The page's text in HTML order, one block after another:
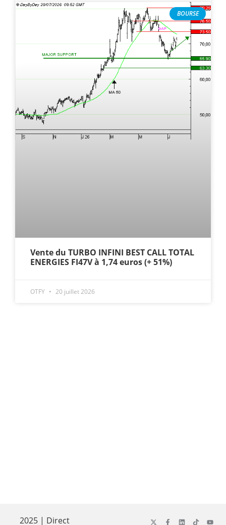
BOURSE
Vente du TURBO INFINI BEST CALL TOTAL
ENERGIES FI47V à 1,74 euros (+ 51%)
OTFY 20 juillet 2026
2025 | Direct